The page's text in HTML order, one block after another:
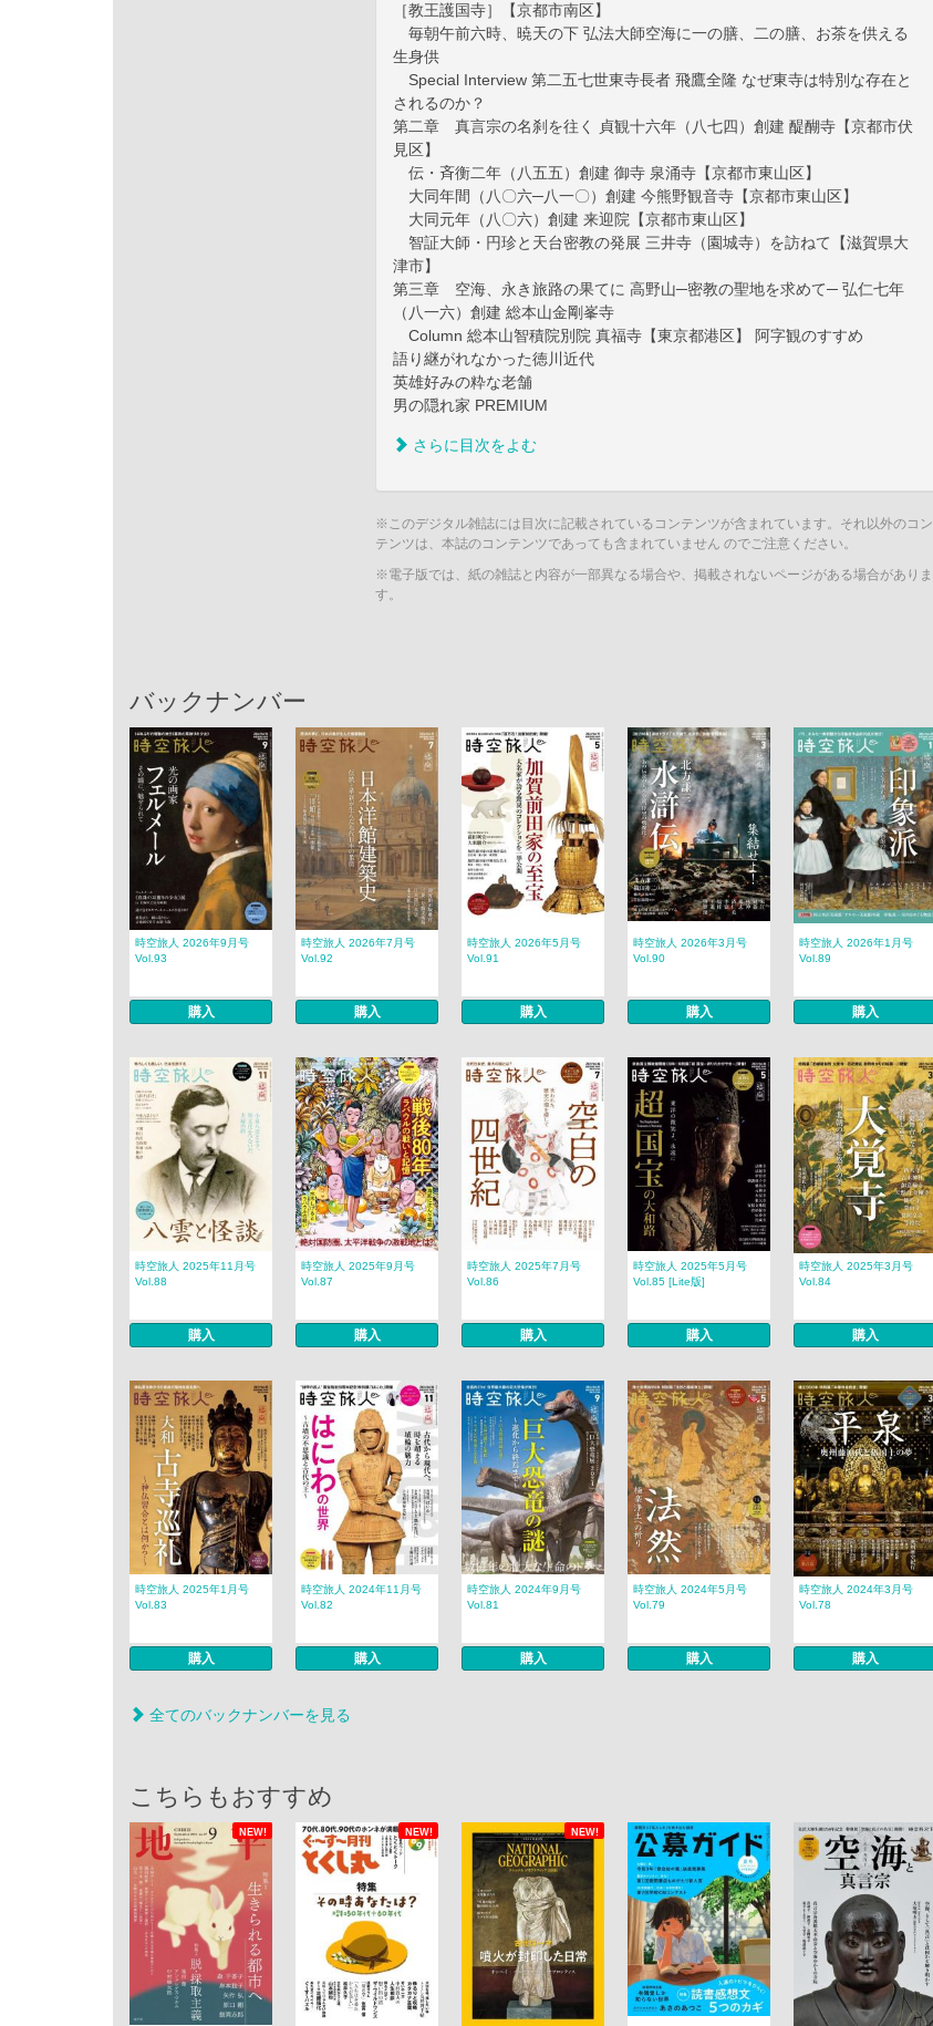
［教王護国寺］【京都市南区】
毎朝午前六時、暁天の下 弘法大師空海に一の膳、二の膳、お茶を供える
生身供
Special Interview 第二五七世東寺長者 飛鷹全隆 なぜ東寺は特別な存在と
されるのか？
第二章 真言宗の名刹を往く 貞観十六年（八七四）創建 醍醐寺【京都市伏
見区】
伝・斉衡二年（八五五）創建 御寺 泉涌寺【京都市東山区】
大同年間（八〇六─八一〇）創建 今熊野観音寺【京都市東山区】
大同元年（八〇六）創建 来迎院【京都市東山区】
智証大師・円珍と天台密教の発展 三井寺（園城寺）を訪ねて【滋賀県大
津市】
第三章 空海、永き旅路の果てに 高野山─密教の聖地を求めて─ 弘仁七年
（八一六）創建 総本山金剛峯寺
Column 総本山智積院別院 真福寺【東京都港区】 阿字観のすすめ
語り継がれなかった徳川近代
英雄好みの粋な老舗
男の隠れ家 PREMIUM
さらに目次をよむ
※このデジタル雑誌には目次に記載されているコンテンツが含まれています。それ以外のコン
テンツは、本誌のコンテンツであっても含まれていません のでご注意ください。
※電子版では、紙の雑誌と内容が一部異なる場合や、掲載されないページがある場合がありま
す。
バックナンバー
時空旅人 2026年9月号
Vol.93
購入
時空旅人 2026年7月号
Vol.92
購入
時空旅人 2026年5月号
Vol.91
購入
時空旅人 2026年3月号
Vol.90
購入
時空旅人 2026年1月号
Vol.89
購入
時空旅人 2025年11月号
Vol.88
購入
時空旅人 2025年9月号
Vol.87
購入
時空旅人 2025年7月号
Vol.86
購入
時空旅人 2025年5月号
Vol.85 [Lite版]
購入
時空旅人 2025年3月号
Vol.84
購入
時空旅人 2025年1月号
Vol.83
購入
時空旅人 2024年11月号
Vol.82
購入
時空旅人 2024年9月号
Vol.81
購入
時空旅人 2024年5月号
Vol.79
購入
時空旅人 2024年3月号
Vol.78
購入
全てのバックナンバーを見る
こちらもおすすめ
NEW! NEW! NEW!